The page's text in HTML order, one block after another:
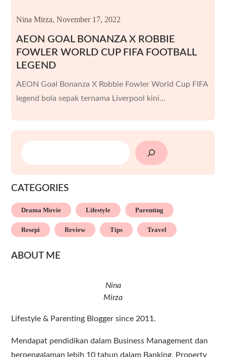
AEON GOAL BONANZA X ROBBIE
FOWLER WORLD CUP FIFA FOOTBALL
LEGEND
Nina Mirza, November 17, 2022
AEON Goal Bonanza X Robbie Fowler World Cup FIFA
legend bola sepak ternama Liverpool kini…
SEARCH
CATEGORIES
Drama Movie Lifestyle Parenting
Resepi Review Tips Travel
ABOUT ME
Nina
Mirza
Lifestyle & Parenting Blogger since 2011.
Mendapat pendidikan dalam Business Management dan
berpengalaman lebih 10 tahun dalam Banking, Property